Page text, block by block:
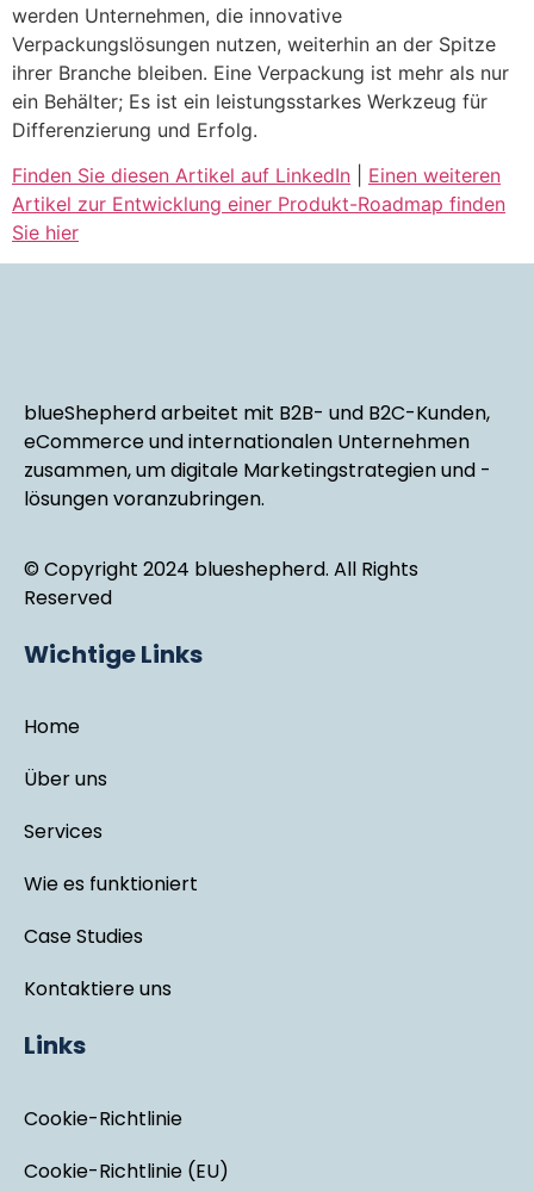
werden Unternehmen, die innovative
Verpackungslösungen nutzen, weiterhin an der Spitze
ihrer Branche bleiben. Eine Verpackung ist mehr als nur
ein Behälter; Es ist ein leistungsstarkes Werkzeug für
Differenzierung und Erfolg.
Finden Sie diesen Artikel auf LinkedIn
Einen weiteren
Artikel zur Entwicklung einer Produkt-Roadmap finden
Sie hier
blueShepherd arbeitet mit B2B- und B2C-Kunden,
eCommerce und internationalen Unternehmen
zusammen, um digitale Marketingstrategien und -
lösungen voranzubringen.
© Copyright 2024 blueshepherd. All Rights
Reserved
Wichtige Links
Home
Über uns
Services
Wie es funktioniert
Case Studies
Kontaktiere uns
Links
Cookie-Richtlinie
Cookie-Richtlinie (EU)